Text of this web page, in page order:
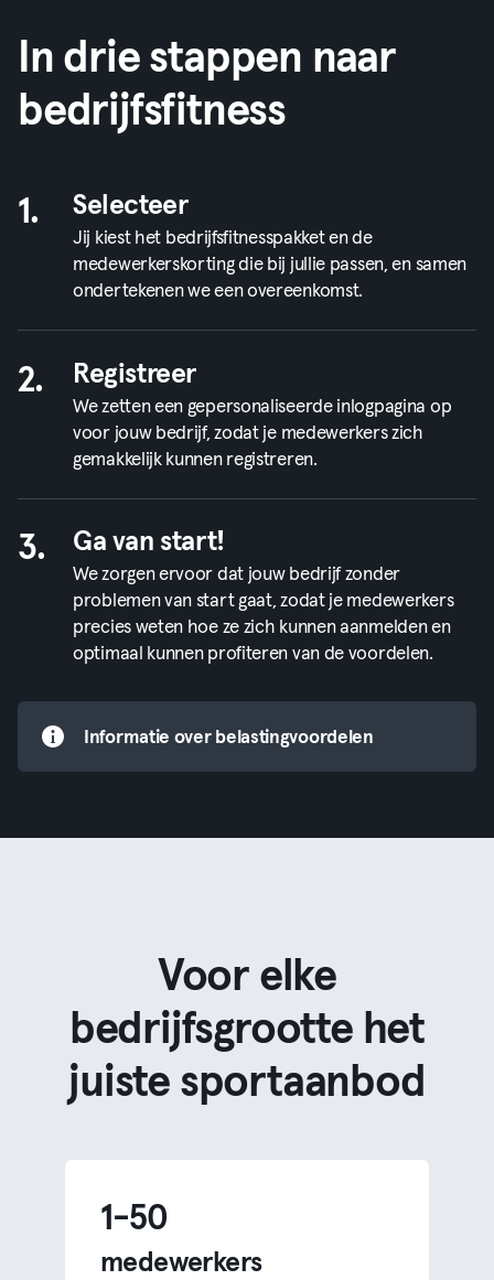
In drie stappen naar
bedrijfsfitness
1. Selecteer
Jij kiest het bedrijfsfitnesspakket en de
medewerkerskorting die bij jullie passen, en samen
ondertekenen we een overeenkomst.
2. Registreer
We zetten een gepersonaliseerde inlogpagina op
voor jouw bedrijf, zodat je medewerkers zich
gemakkelijk kunnen registreren.
3. Ga van start!
We zorgen ervoor dat jouw bedrijf zonder
problemen van start gaat, zodat je medewerkers
precies weten hoe ze zich kunnen aanmelden en
optimaal kunnen profiteren van de voordelen.
Informatie over belastingvoordelen
Voor elke
bedrijfsgrootte het
juiste sportaanbod
1-50
medewerkers